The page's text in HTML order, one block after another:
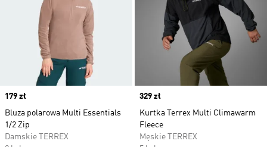
Price
179 zł
Bluza polarowa Multi Essentials
1/2 Zip
Damskie TERREX
Price
329 zł
Kurtka Terrex Multi Climawarm
Fleece
Męskie TERREX